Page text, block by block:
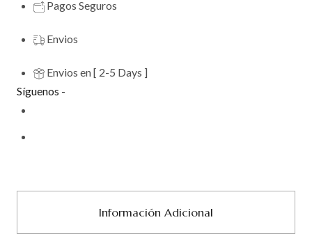
Pagos Seguros
Envios
Envios en [ 2-5 Days ]
Síguenos -
Información Adicional